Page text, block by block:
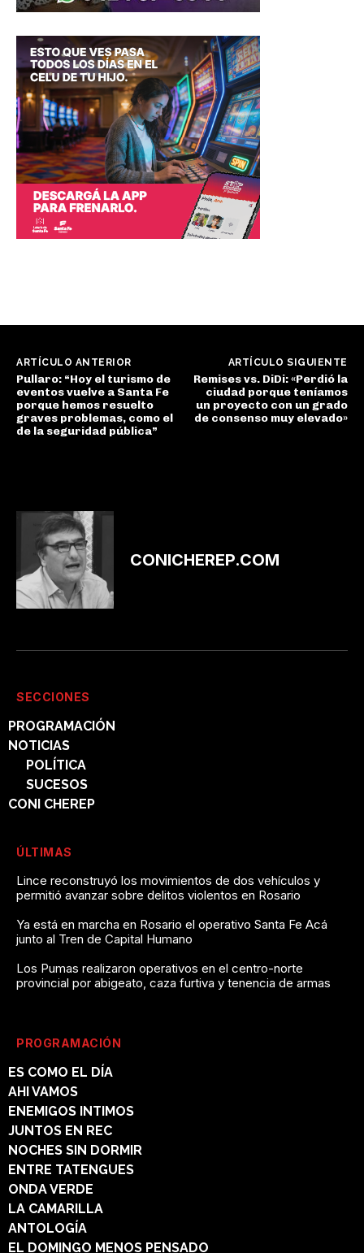
ARTÍCULO ANTERIOR
Pullaro: “Hoy el turismo de
eventos vuelve a Santa Fe
porque hemos resuelto
graves problemas, como el
de la seguridad pública”
ARTÍCULO SIGUIENTE
Remises vs. DiDi: «Perdió la
ciudad porque teníamos
un proyecto con un grado
de consenso muy elevado»
CONICHEREP.COM
SECCIONES
PROGRAMACIÓN
NOTICIAS
POLÍTICA
SUCESOS
CONI CHEREP
ÚLTIMAS
Lince reconstruyó los movimientos de dos vehículos y
permitió avanzar sobre delitos violentos en Rosario
Ya está en marcha en Rosario el operativo Santa Fe Acá
junto al Tren de Capital Humano
Los Pumas realizaron operativos en el centro-norte
provincial por abigeato, caza furtiva y tenencia de armas
PROGRAMACIÓN
ES COMO EL DÍA
AHI VAMOS
ENEMIGOS INTIMOS
JUNTOS EN REC
NOCHES SIN DORMIR
ENTRE TATENGUES
ONDA VERDE
LA CAMARILLA
ANTOLOGÍA
EL DOMINGO MENOS PENSADO